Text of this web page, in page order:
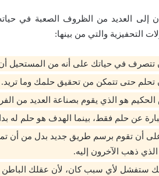
إلى العديد من الظروف الصعبة في
التحفيزية والتي من بينها:
تتصرف في حياتك على أنه من المستحيل
تحلم حتى تتمكن من تحقيق حلمك وما تريد.
هو الذي يقوم بصناعة العديد من
عن حلم فقط، بينما الهدف هو حلم له
أن تقوم برسم طريق جديد بدل من أن
ذهب الآخرون إليه.
ستفشل لأي سبب كان، لأن عقلك